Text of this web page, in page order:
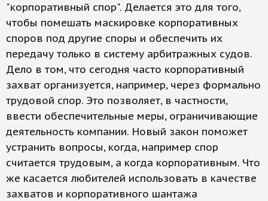
"корпоративный спор". Делается это для того,
чтобы помешать маскировке корпоративных
споров под другие споры и обеспечить их
передачу только в систему арбитражных судов.
Дело в том, что сегодня часто корпоративный
захват организуется, например, через формально
трудовой спор. Это позволяет, в частности,
ввести обеспечительные меры, ограничивающие
деятельность компании. Новый закон поможет
устранить вопросы, когда, например спор
считается трудовым, а когда корпоративным. Что
же касается любителей использовать в качестве
захватов и корпоративного шантажа